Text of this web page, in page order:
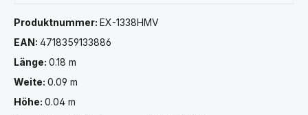
Produktnummer: EX-1338HMV
EAN: 4718359133886
Länge: 0.18 m
Weite: 0.09 m
Höhe: 0.04 m